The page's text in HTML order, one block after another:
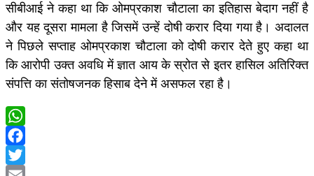
सीबीआई ने कहा था कि ओमप्रकाश चौटाला का इतिहास बेदाग नहीं है
और यह दूसरा मामला है जिसमें उन्हें दोषी करार दिया गया है। अदालत
ने पिछले सप्ताह ओमप्रकाश चौटाला को दोषी करार देते हुए कहा था
कि आरोपी उक्त अवधि में ज्ञात आय के स्रोत से इतर हासिल अतिरिक्त
संपत्ति का संतोषजनक हिसाब देने में असफल रहा है।
WhatsApp
Facebook